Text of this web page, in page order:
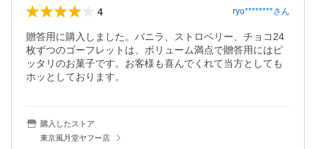
4 ryo********さん
贈答用に購入しました。バニラ、ストロベリー、チョコ24
枚ずつのゴーフレットは、ボリューム満点で贈答用にはピ
ッタリのお菓子です。お客様も喜んでくれて当方としても
ホッとしております。
購入したストア
東京風月堂ヤフー店